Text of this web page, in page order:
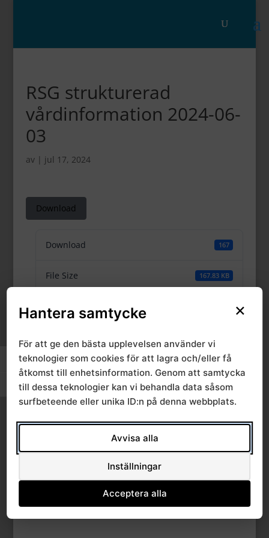
Slå på/av hög kontrast
Slå på/av textstorlek
RSG strukturerad
vårdinformation 2024-06-
03
av | jul 17, 2024
Download
Download 167
File Size 167.83 KB
File Count
Last Updated 17 juli, 2024
RSG strukturerad
vårdinformation
2024-06-03
×
Hantera samtycke
För att ge den bästa upplevelsen använder vi
teknologier som cookies för att lagra och/eller få
åtkomst till enhetsinformation. Genom att samtycka
till dessa teknologier kan vi behandla data såsom
surfbeteende eller unika ID:n på denna webbplats.
Avvisa alla
Inställningar
Acceptera alla